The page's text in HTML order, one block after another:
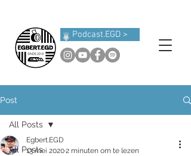
Podcast.EGD >
Post
All Posts
All Posts
Egbert.EGD
13 mei 20202 minuten om te lezen